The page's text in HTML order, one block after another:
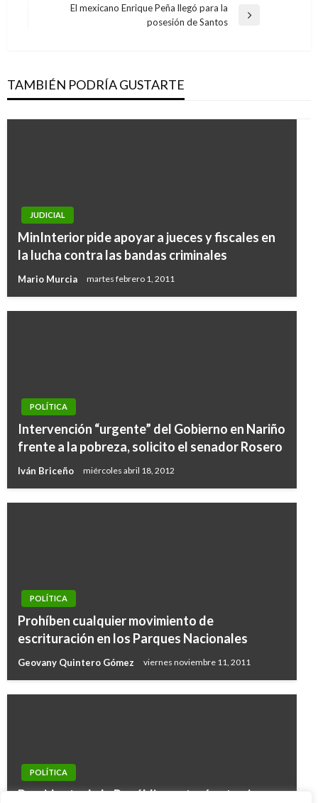
El mexicano Enrique Peña llegó para la
posesión de Santos
TAMBIÉN PODRÍA GUSTARTE
JUDICIAL
MinInterior pide apoyar a jueces y fiscales en
la lucha contra las bandas criminales
Mario Murcia martes febrero 1, 2011
POLÍTICA
Intervención “urgente” del Gobierno en Nariño
frente a la pobreza, solicito el senador Rosero
Iván Briceño miércoles abril 18, 2012
POLÍTICA
Prohíben cualquier movimiento de
escrituración en los Parques Nacionales
Geovany Quintero Gómez viernes noviembre 11, 2011
POLÍTICA
Presidente de la República estará este viernes